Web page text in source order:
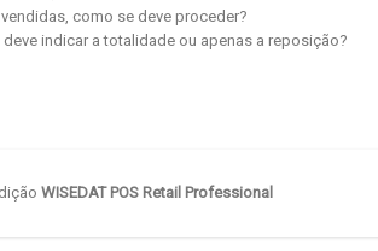
como se deve proceder?
indicar a totalidade ou apenas a reposição?
WISEDAT POS Retail Professional